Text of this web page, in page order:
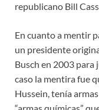
republicano Bill
En cuanto a mentir
un presidente
Busch en 2003 para
caso la mentira fue
Hussein, tenía